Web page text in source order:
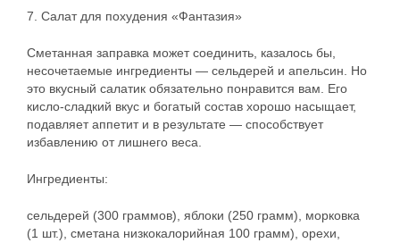
7. Салат для похудения «Фантазия»
Сметанная заправка может соединить, казалось бы,
несочетаемые ингредиенты — сельдерей и апельсин. Но
это вкусный салатик обязательно понравится вам. Его
кисло-сладкий вкус и богатый состав хорошо насыщает,
подавляет аппетит и в результате — способствует
избавлению от лишнего веса.
Ингредиенты:
сельдерей (300 граммов), яблоки (250 грамм), морковка
(1 шт.), сметана низкокалорийная 100 грамм), орехи,